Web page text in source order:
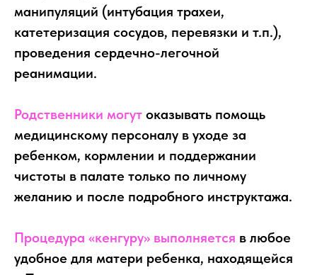
манипуляций (интубация трахеи,
катетеризация сосудов, перевязки и т.п.),
проведения сердечно-легочной
реанимации.
Родственники могут оказывать помощь
медицинскому персоналу в уходе за
ребенком, кормлении и поддержании
чистоты в палате только по личному
желанию и после подробного инструктажа.
Процедура «кенгуру» выполняется в любое
удобное для матери ребенка, находящейся